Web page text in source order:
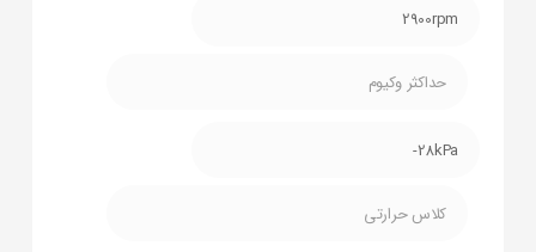
2900rpm
حداکثر وکیوم
28kPa-
کلاس حرارتی